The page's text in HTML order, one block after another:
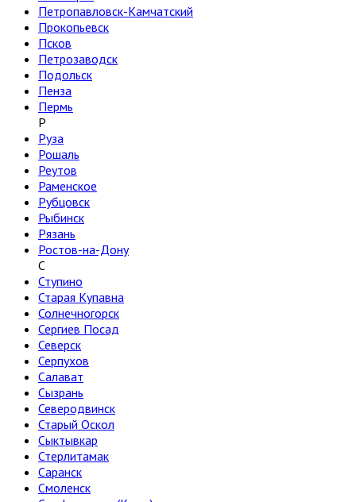
Петропавловск-Камчатский
Прокопьевск
Псков
Петрозаводск
Подольск
Пенза
Пермь
Р
Руза
Рошаль
Реутов
Раменское
Рубцовск
Рыбинск
Рязань
Ростов-на-Дону
С
Ступино
Старая Купавна
Солнечногорск
Сергиев Посад
Северск
Серпухов
Салават
Сызрань
Северодвинск
Старый Оскол
Сыктывкар
Стерлитамак
Саранск
Смоленск